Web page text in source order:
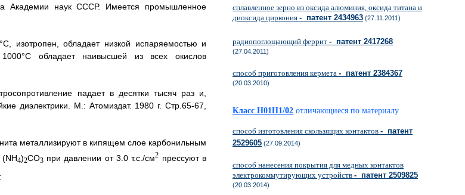
Академии наук СССР. Имеется промышленное
изотропен, обладает низкой испаряемостью и
1000°С обладает наивысшей из всех окислов
падает в десятки тысяч раз и,
диэлектрики. М.: Атомиздат. 1980 г. Стр.65-67,
металлизируют в кипящем слое карбонильным
4)2CO3при давлении от 3.0 т.с./см2 прессуют в
сплавленное зерно из оксида алюминия, оксида титана и
диоксида циркония - патент 2434963 (27.11.2011)
радиопоглощающий феррит - патент 2417268
(27.04.2011)
способ приготовления кермета - патент 2384367
(20.03.2010)
Класс H01H1/02 отличающиеся по материалу
способ изготовления скользящих контактов - патент
2529605 (27.09.2014)
способ нанесения покрытия для медных контактов
электрокоммутирующих устройств - патент 2509825
(20.03.2014)